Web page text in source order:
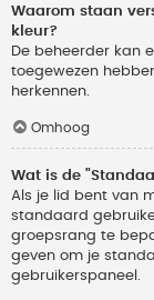
Waarom staan
kleur?
De beheerder kan
toegewezen
herkennen.
Omhoog
Wat is de
Als je lid bent van
standaard
groepsrang te
geven om je
gebruikerspaneel.